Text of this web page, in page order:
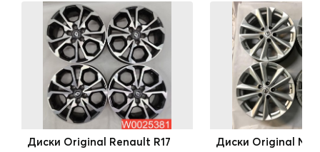
Диски Original Renault R17 Диски Original